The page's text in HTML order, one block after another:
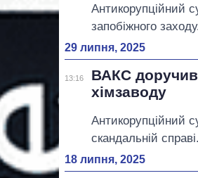
Антикорупційний
запобіжного
29 липня, 2025
13:16
ВАКС доручив
хімзаводу
Антикорупційний
скандальній справі.
18 липня, 2025